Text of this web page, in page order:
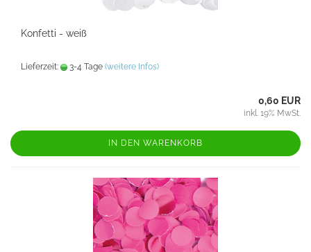
Konfetti - weiß
Lieferzeit: 3-4 Tage (weitere Infos)
0,60 EUR
inkl. 19% MwSt.
IN DEN WARENKORB